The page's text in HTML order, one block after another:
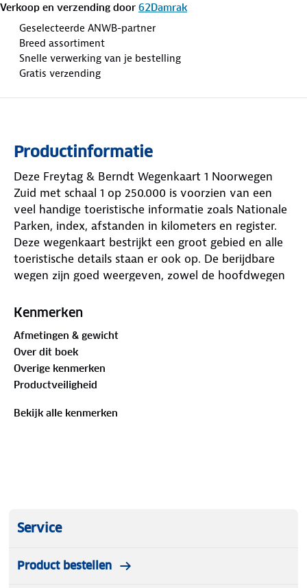
Verkoop en verzending door 62Damrak
Geselecteerde ANWB-partner
Breed assortiment
Snelle verwerking van je bestelling
Gratis verzending
Productinformatie
Deze Freytag & Berndt Wegenkaart 1 Noorwegen
Zuid met schaal 1 op 250.000 is voorzien van een
veel handige toeristische informatie zoals Nationale
Parken, index, afstanden in kilometers en register.
Deze wegenkaart bestrijkt een groot gebied en alle
toeristische details staan er ook op. De berijdbare
wegen zijn goed weergeven, zowel de hoofdwegen
worden vermeld. In het kaartbeeld wordt door
soms enkele punten in het landschap met de
daadwerkelijke hoogte. Met allerhande symbolen
worden toeristische bezienswaardigheden
weergegeven.
Kenmerken
Afmetingen & gewicht
Over dit boek
Overige kenmerken
Productveiligheid
Bekijk alle kenmerken
Service
Product bestellen